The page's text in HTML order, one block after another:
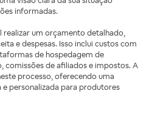
informadas.
realizar um orçamento detalhado,
e despesas. Isso inclui custos com
de hospedagem de
comissões de afiliados e impostos. A
processo, oferecendo uma
personalizada para produtores